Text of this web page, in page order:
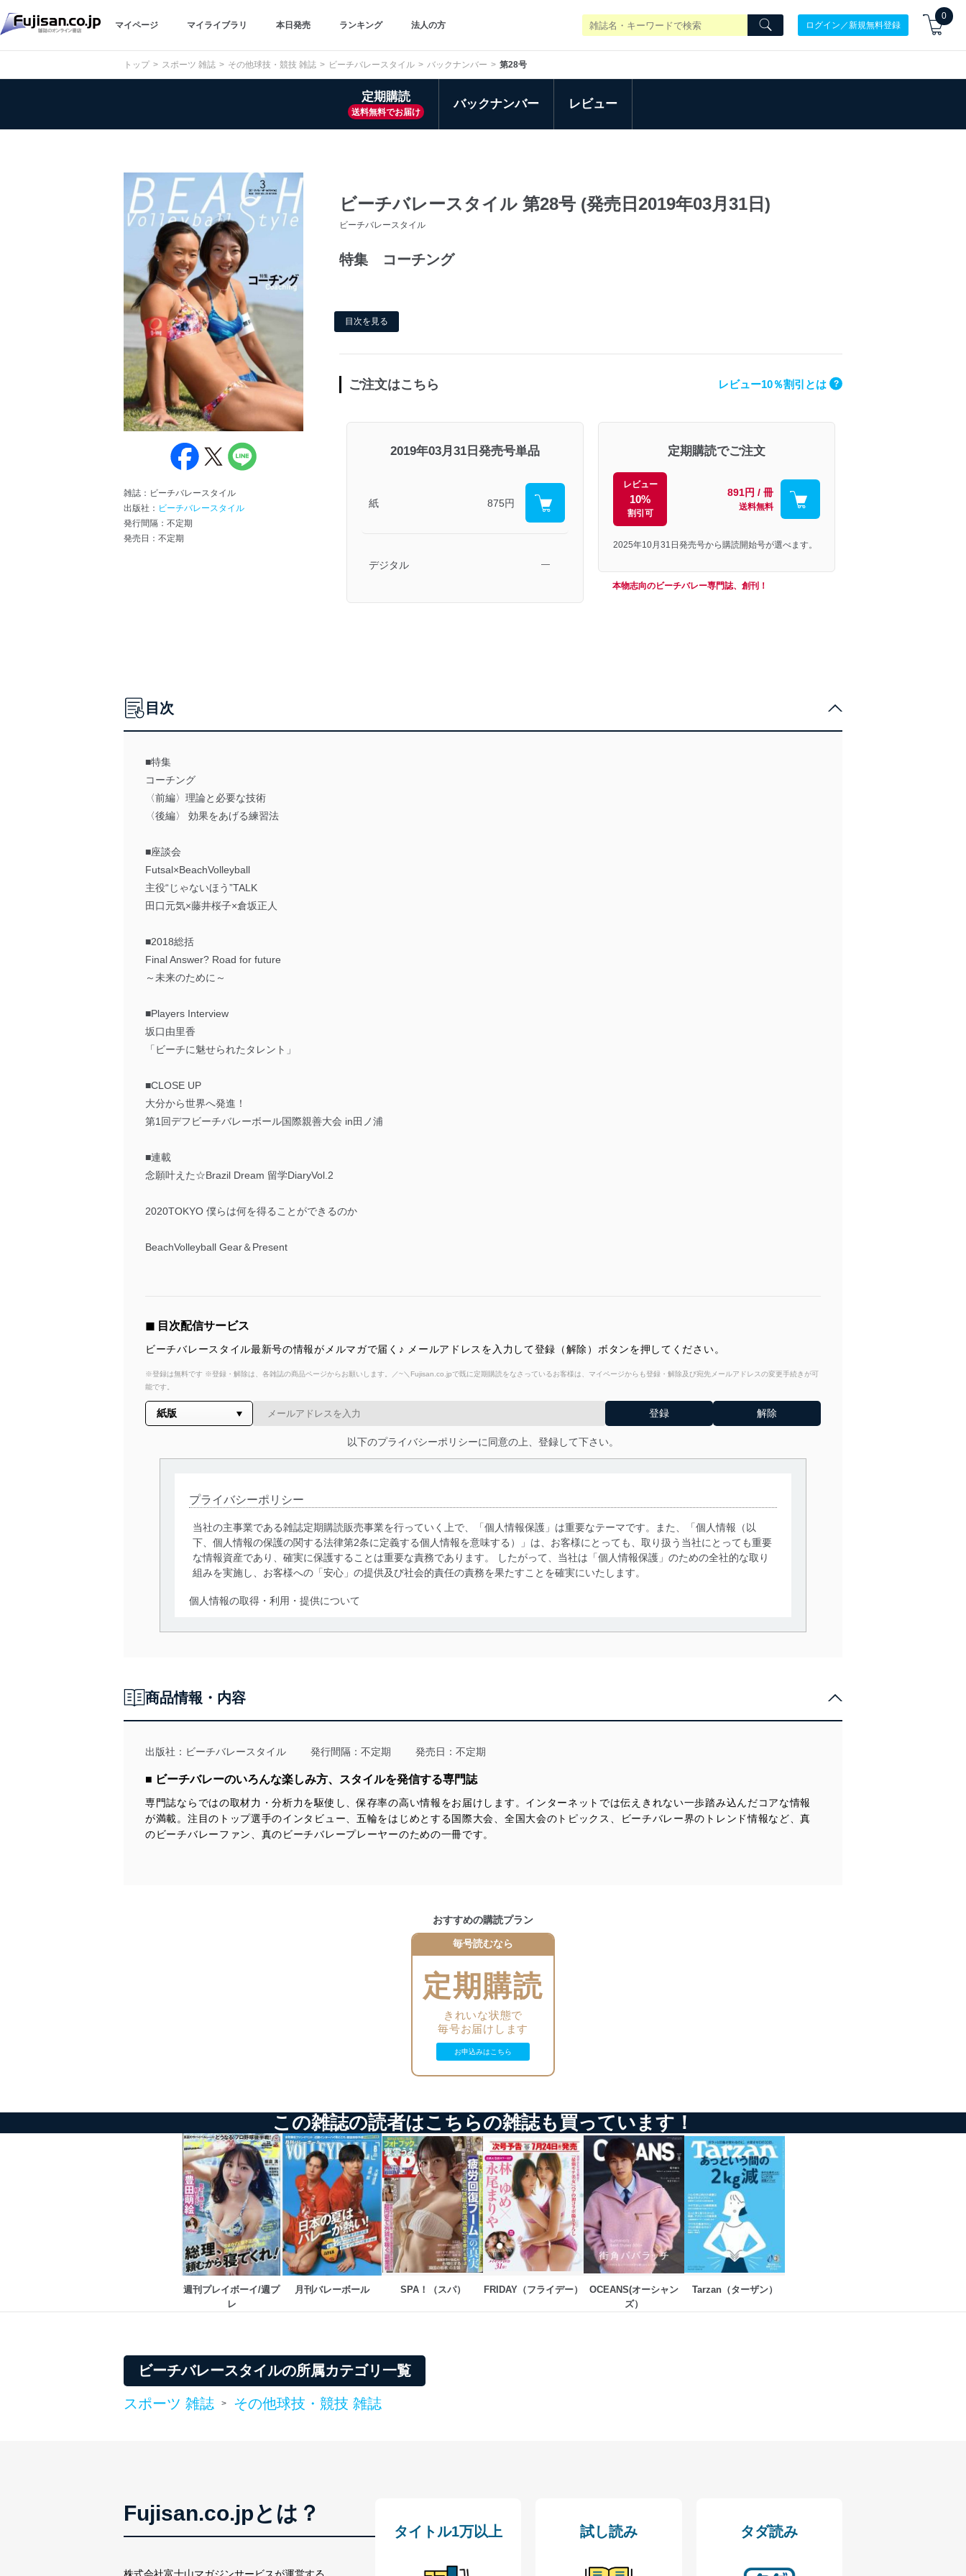
マイページ マイライブラリ 本日発売 ランキング 法人の方 ログイン／新規無料登録
0
トップ スポーツ 雑誌 その他球技・競技 雑誌 ビーチバレースタイル バックナンバー 第28号
定期購読
送料無料でお届け
バックナンバー レビュー
雑誌：ビーチバレースタイル
出版社： ビーチバレースタイル
発行間隔：不定期
発売日：不定期
ビーチバレースタイル 第28号 (発売日2019年03月31日)
ビーチバレースタイル
特集 コーチング
目次を見る
ご注文はこちら レビュー10％割引とは ?
2019年03月31日発売号単品
紙 875円
デジタル ―
定期購読でご注文
レビュー
10%
割引可
891円 / 冊
送料無料
2025年10月31日発売号から購読開始号が選べます。
本物志向のビーチバレー専門誌、創刊！
目次
■特集
コーチング
〈前編〉理論と必要な技術
〈後編〉 効果をあげる練習法
■座談会
Futsal×BeachVolleyball
主役“じゃないほう”TALK
田口元気×藤井桜子×倉坂正人
■2018総括
Final Answer? Road for future
～未来のために～
■Players Interview
坂口由里香
「ビーチに魅せられたタレント」
■CLOSE UP
大分から世界へ発進！
第1回デフビーチバレーボール国際親善大会 in田ノ浦
■連載
念願叶えた☆Brazil Dream 留学DiaryVol.2
2020TOKYO 僕らは何を得ることができるのか
BeachVolleyball Gear＆Present
◼︎ 目次配信サービス
ビーチバレースタイル最新号の情報がメルマガで届く♪ メールアドレスを入力して登録（解除）ボタンを押してください。
※登録は無料です ※登録・解除は、各雑誌の商品ページからお願いします。／~＼Fujisan.co.jpで既に定期購読をなさっているお客様は、マイページからも登録・解除及び宛先メールアドレスの変更手続きが可
能です。
以下のプライバシーポリシーに同意の上、登録して下さい。
プライバシーポリシー
当社の主事業である雑誌定期購読販売事業を行っていく上で、「個人情報保護」は重要なテーマです。また、「個人情報（以
下、個人情報の保護の関する法律第2条に定義する個人情報を意味する）」は、お客様にとっても、取り扱う当社にとっても重要
な情報資産であり、確実に保護することは重要な責務であります。 したがって、当社は「個人情報保護」のための全社的な取り
組みを実施し、お客様への「安心」の提供及び社会的責任の責務を果たすことを確実にいたします。
個人情報の取得・利用・提供について
当社は、個人情報の取得・利用・提供に際して、その利用目的を明確にし、本人の同意を得たうえで利用目的の達成に必要な範
法令遵守
令及びその他の規範を常に適合させます。
個人情報の安全管理措置
当社は、個人情報の正確性及び安全性を確保するために、下記セキュリティ対策をはじめとする安全対策を実施し、個人情報の
漏えい、滅失またはき損の防止及び是正に努めます。
アクセス制御
機器に標準装備されているユーザー制御機能（ユーザーアカウント制御）により、個人情報データベース等を取り扱う情報
システムを使用する従業者を識別・認証しています。
個人データを取り扱う機器等のオペレーティングシステムを最新の状態に保持しています。
個人データを取り扱う機器等にセキュリティ対策ソフトウェア等を導入し、自動更新 機能等の活用により、これを最新状態
メール等により個人データの含まれるファイルを送信する場合に、当該ファイルへのパスワードを設定しています。
の状態を維持します。
苦情及び相談受付け窓口
貴殿の個人情報及び当社の個人情報保護マネジメントシステムに関するご相談及び苦情については以下までご連絡ください。
適切、かつ迅速に対応させていただきます。
株式会社富士山マガジンサービス 個人情報問い合わせ係
TEL：0570-200-223
FAX：03-5459-7073
e-mail：cs@fujisan.co.jp
改訂：2025年2月20日
制定：2005年4月1日
個人情報の取扱いについて
個人情報保護管理者: 経営管理グループディレクター 前田 嘉也
２．利用目的
当社が取り扱う開示対象個人情報の利用目的は次のとおりです。
商品情報・内容
出版社： ビーチバレースタイル 発行間隔：不定期 発売日：不定期
■ ビーチバレーのいろんな楽しみ方、スタイルを発信する専門誌
専門誌ならではの取材力・分析力を駆使し、保存率の高い情報をお届けします。インターネットでは伝えきれない一歩踏み込んだコアな情報
が満載。注目のトップ選手のインタビュー、五輪をはじめとする国際大会、全国大会のトピックス、ビーチバレー界のトレンド情報など、真
のビーチバレーファン、真のビーチバレープレーヤーのための一冊です。
おすすめの購読プラン
毎号読むなら
定期購読
きれいな状態で
毎号お届けします
お申込みはこちら
この雑誌の読者はこちらの雑誌も買っています！
週刊プレイボーイ/週プ
レ
月刊バレーボール SPA！（スパ） FRIDAY（フライデー）
OCEANS(オーシャン
ズ）
Tarzan（ターザン）
ビーチバレースタイルの所属カテゴリ一覧
スポーツ 雑誌 > その他球技・競技 雑誌
Fujisan.co.jpとは？
タイトル1万以上 試し読み タダ読み